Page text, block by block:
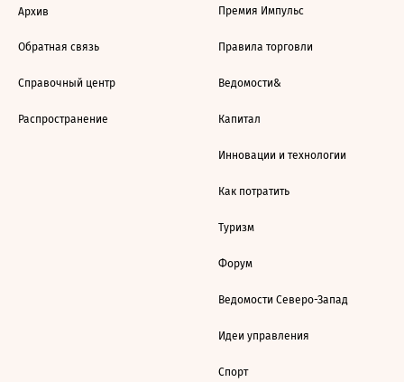
Архив
Обратная связь
Справочный центр
Распространение
Премия Импульс
Правила торговли
Ведомости&
Капитал
Инновации и технологии
Как потратить
Туризм
Форум
Ведомости Северо-Запад
Идеи управления
Спорт